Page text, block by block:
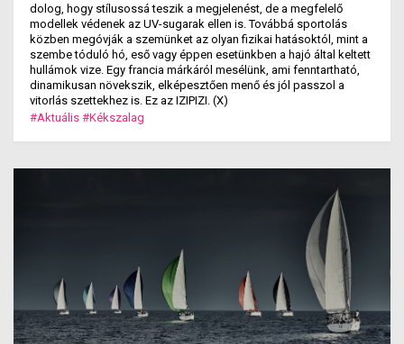
dolog, hogy stílusossá teszik a megjelenést, de a megfelelő
modellek védenek az UV-sugarak ellen is. Továbbá sportolás
közben megóvják a szemünket az olyan fizikai hatásoktól, mint a
szembe tóduló hó, eső vagy éppen esetünkben a hajó által keltett
hullámok vize. Egy francia márkáról mesélünk, ami fenntartható,
dinamikusan növekszik, elképesztően menő és jól passzol a
vitorlás szettekhez is. Ez az IZIPIZI. (X)
#Aktuális #Kékszalag